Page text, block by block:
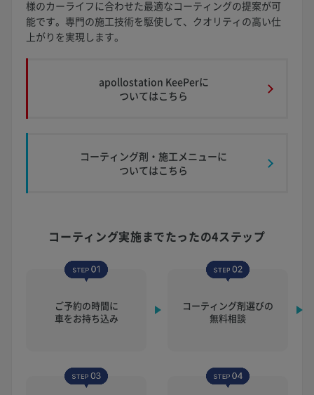
様のカーライフに合わせた最適なコーティングの提案が可
能です。専門の施工技術を駆使して、クオリティの高い仕
上がりを実現します。
apollostation KeePerに
ついてはこちら
コーティング剤・施工メニューに
ついてはこちら
コーティング実施までたったの4ステップ
ご予約の時間に
車をお持ち込み
コーティング剤選びの
無料相談